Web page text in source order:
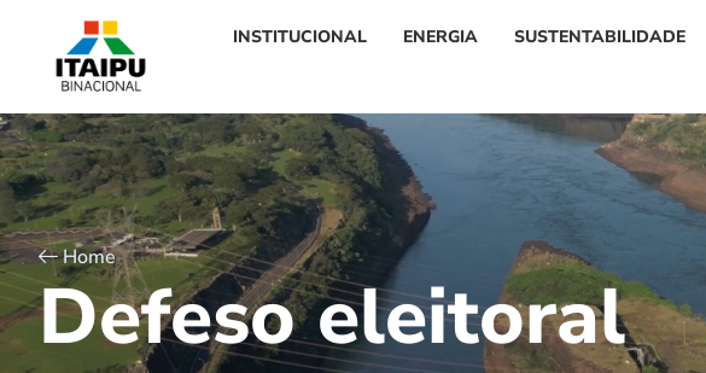
INSTITUCIONAL ENERGIA SUSTENTABILIDADE
Home
Defeso eleitoral